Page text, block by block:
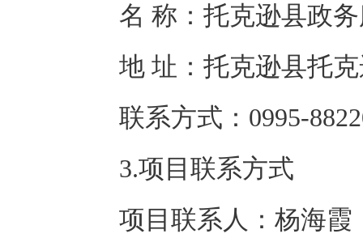
名 称： 托克逊县政
地 址： 托克逊县托
联系方式： 0995-
3.项目联系方式
项目联系人： 杨海霞